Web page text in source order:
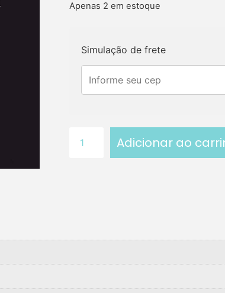
Apenas 2 em estoque
Simulação de frete
Adicionar ao